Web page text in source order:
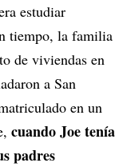
estudiar
tiempo, la familia
de viviendas en
a San
en un
cuando Joe tenía
padres